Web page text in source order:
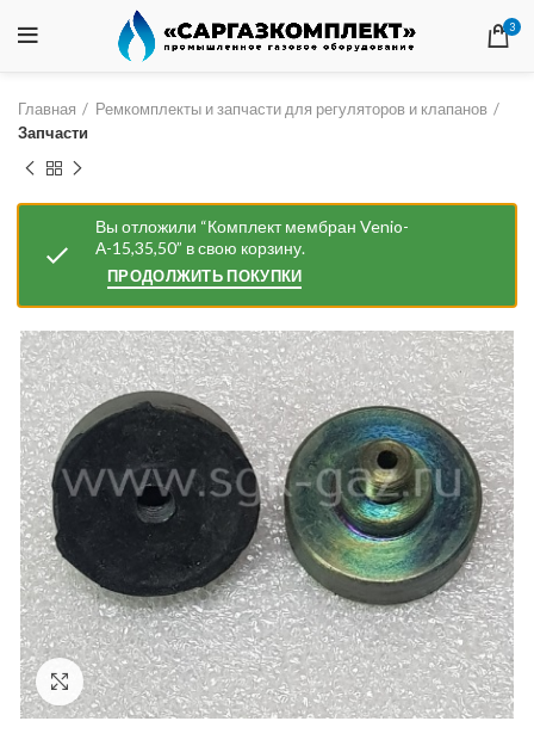
3
Главная
Ремкомплекты и запчасти для регуляторов и клапанов
Запчасти
Вы отложили “Комплект мембран Venio-
А-15,35,50” в свою корзину.
ПРОДОЛЖИТЬ ПОКУПКИ
Нажмите, чтобы увеличить